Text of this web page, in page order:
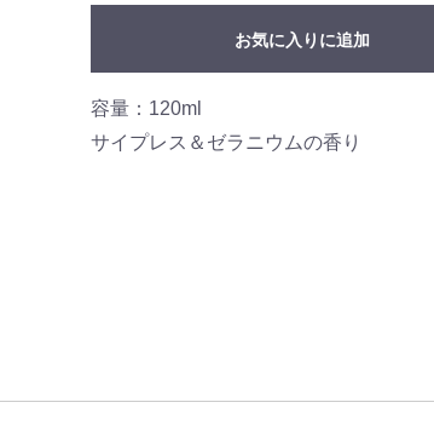
お気に入りに追加
容量：120ml
サイプレス＆ゼラニウムの香り